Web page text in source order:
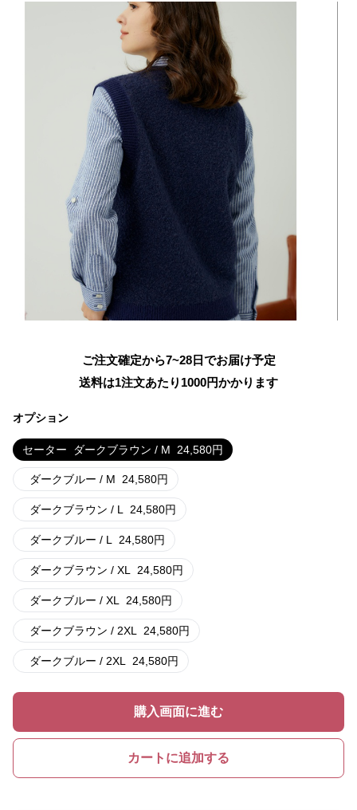
ご注文確定から7~28日でお届け予定
送料は1注文あたり 1000円かかります
オプション
セーター ダークブラウン / M 24,580円
ダークブルー / M 24,580円
ダークブラウン / L 24,580円
ダークブルー / L 24,580円
ダークブラウン / XL 24,580円
ダークブルー / XL 24,580円
ダークブラウン / 2XL 24,580円
ダークブルー / 2XL 24,580円
購入画面に進む
カートに追加する